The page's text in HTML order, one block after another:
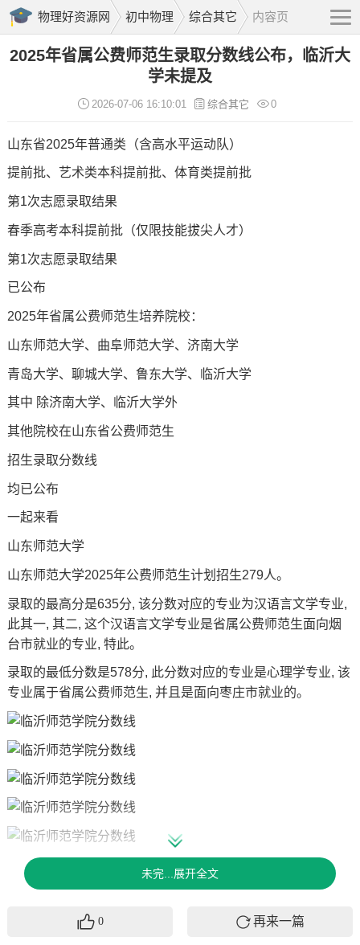
物理好资源网 初中物理 综合其它 内容页
2025年省属公费师范生录取分数线公布，临沂大
学未提及
2026-07-06 16:10:01 综合其它 0
山东省2025年普通类（含高水平运动队）
提前批、艺术类本科提前批、体育类提前批
第1次志愿录取结果
春季高考本科提前批（仅限技能拔尖人才）
第1次志愿录取结果
已公布
2025年省属公费师范生培养院校：
山东师范大学、曲阜师范大学、济南大学
青岛大学、聊城大学、鲁东大学、 临沂大学
其中 除济南大学、临沂大学外
其他院校在山东省公费师范生
招生录取分数线
均已公布
一起来看
山东师范大学
山东师范大学2025年公费师范生计划招生279人。
录取的最高分是635分, 该分数对应的专业为汉语言文学专业,
此其一, 其二, 这个汉语言文学专业是省属公费师范生面向烟
台市就业的专业, 特此。
录取的最低分数是578分, 此分数对应的专业是心理学专业, 该
专业属于省属公费师范生, 并且是面向枣庄市就业的。
曲阜师范大学
曲阜师范大学2025年公费师范生计划招生226人。
未完...展开全文
0 再来一篇